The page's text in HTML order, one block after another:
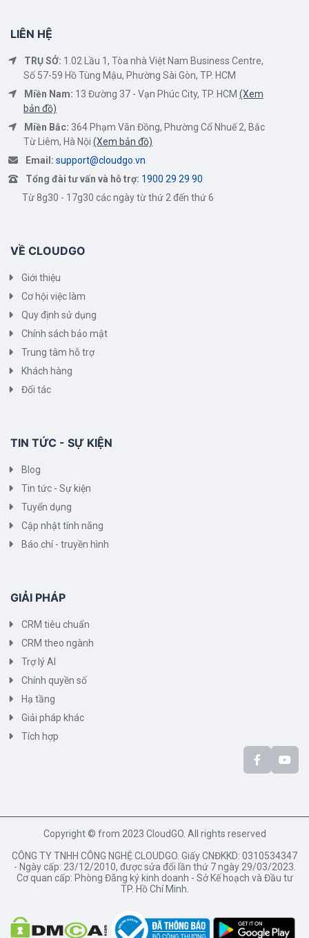
LIÊN HỆ
TRỤ SỞ: 1.02 Lầu 1, Tòa nhà Việt Nam Business Centre,
Số 57-59 Hồ Tùng Mậu, Phường Sài Gòn, TP. HCM
Miền Nam: 13 Đường 37 - Vạn Phúc City, TP. HCM (Xem
bản đồ)
Miền Bắc: 364 Phạm Văn Đồng, Phường Cổ Nhuế 2, Bắc
Từ Liêm, Hà Nội(Xem bản đồ)
Email: support@cloudgo.vn
Tổng đài tư vấn và hỗ trợ: 1900 29 29 90
Từ 8g30 - 17g30 các ngày từ thứ 2 đến thứ 6
VỀ CLOUDGO
Giới thiệu
Cơ hội việc làm
Quy định sử dụng
Chính sách bảo mật
Trung tâm hỗ trợ
Khách hàng
Đối tác
TIN TỨC - SỰ KIỆN
Blog
Tin tức - Sự kiện
Tuyển dụng
Cập nhật tính năng
Báo chí - truyền hình
GIẢI PHÁP
CRM tiêu chuẩn
CRM theo ngành
Trợ lý AI
Chính quyền số
Hạ tầng
Giải pháp khác
Tích hợp
Copyright © from 2023 CloudGO. All rights reserved
CÔNG TY TNHH CÔNG NGHỆ CLOUDGO. Giấy CNĐKKD: 0310534347
- Ngày cấp: 23/12/2010, được sửa đổi lần thứ 7 ngày 29/03/2023.
Cơ quan cấp: Phòng Đăng ký kinh doanh - Sở Kế hoạch và Đầu tư
TP. Hồ Chí Minh.